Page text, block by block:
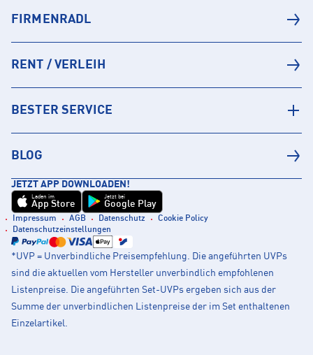
FIRMENRADL
RENT / VERLEIH
BESTER SERVICE
BLOG
JETZT APP DOWNLOADEN!
Laden im
App Store
Jetzt bei
Google Play
Impressum AGB Datenschutz
Cookie Policy
Datenschutzeinstellungen
*UVP = Unverbindliche Preisempfehlung. Die angeführten UVPs
sind die aktuellen vom Hersteller unverbindlich empfohlenen
Listenpreise. Die angeführten Set-UVPs ergeben sich aus der
Summe der unverbindlichen Listenpreise der im Set enthaltenen
Einzelartikel.